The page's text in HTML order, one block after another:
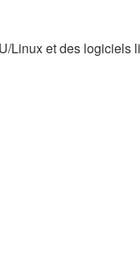
Linux et des logiciels